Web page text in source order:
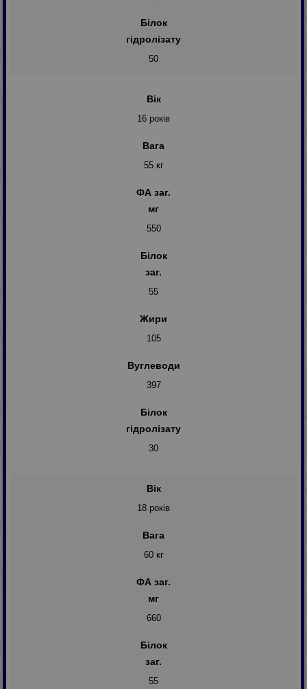
Білок
гідролізату
50
Вік
16 років
Вага
55 кг
ФА заг.
мг
550
Білок
заг.
55
Жири
105
Вуглеводи
397
Білок
гідролізату
30
Вік
18 років
Вага
60 кг
ФА заг.
мг
660
Білок
заг.
55